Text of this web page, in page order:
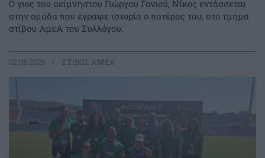
Ο γιος του αείμνηστου Γιώργου Γονιού, Νίκος εντάσσεται
στην ομάδα που έγραψε ιστορία ο πατέρας του, στο τμήμα
στίβου ΑμεΑ του Συλλόγου.
02.08.2026 ΣΤΙΒΟΣ ΑΜΕΑ